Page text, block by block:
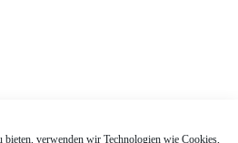
verwenden wir Technologien wie Cookies,